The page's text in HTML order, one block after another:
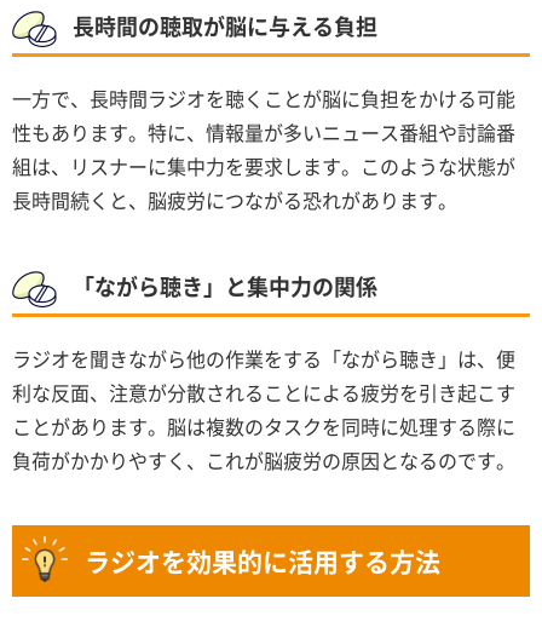
長時間の聴取が脳に与える負担
一方で、長時間ラジオを聴くことが脳に負担をかける可能
性もあります。特に、情報量が多いニュース番組や討論番
組は、リスナーに集中力を要求します。このような状態が
長時間続くと、脳疲労につながる恐れがあります。
「ながら聴き」と集中力の関係
ラジオを聞きながら他の作業をする「ながら聴き」は、便
利な反面、注意が分散されることによる疲労を引き起こす
ことがあります。脳は複数のタスクを同時に処理する際に
負荷がかかりやすく、これが脳疲労の原因となるのです。
ラジオを効果的に活用する方法